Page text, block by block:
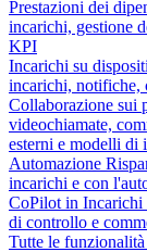
Prestazioni dei
incarichi, gestione
KPI
Incarichi su
incarichi, notifiche,
Collaborazione sui
videochiamate,
esterni e modelli di
Automazione
incarichi e con
CoPilot in Incarichi
di controllo e
Tutte le